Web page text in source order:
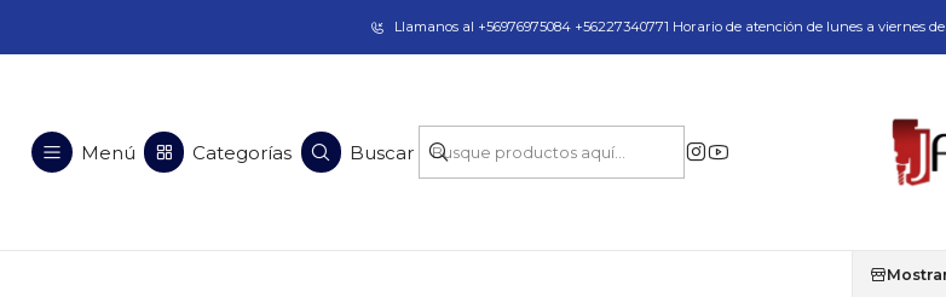
Taladros Magnéticos en Chile | Venta, Arriendo y Servicio Técnico
Menú Categorías Buscar
Llamanos al +56976975084 +56227340771 Horario de atención de lunes a viernes